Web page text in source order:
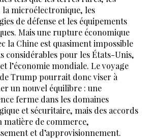
la microélectronique, les
de défense et les équipements
Mais une rupture économique
la Chine est quasiment impossible
considérables pour les États-Unis,
l’économie mondiale. Le voyage
Trump pourrait donc viser à
un nouvel équilibre : une
ferme dans les domaines
et sécuritaire, mais des accords
matière de commerce,
et d’approvisionnement.